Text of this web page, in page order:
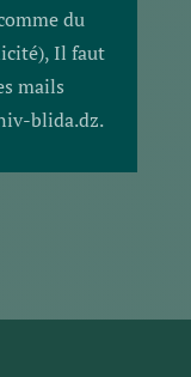
du
Il faut
mails
blida.dz.